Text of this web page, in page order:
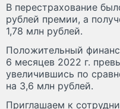
В перестрахование
рублей премии, а
1,78 млн рублей.
Положительный
6 месяцев 2022 г.
увеличившись по
на 3,6 млн рублей.
Приглашаем к